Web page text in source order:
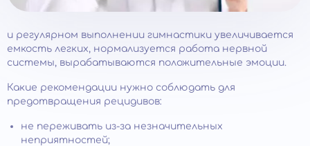
и регулярном выполнении гимнастики увеличивается
емкость легких, нормализуется работа нервной
системы, вырабатываются положительные эмоции.
Какие рекомендации нужно соблюдать для
предотвращения рецидивов:
не переживать из-за незначительных
неприятностей;